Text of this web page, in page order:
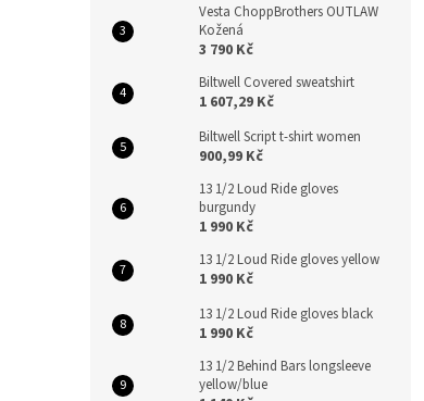
Vesta ChoppBrothers OUTLAW
Kožená
3 790 Kč
Biltwell Covered sweatshirt
1 607,29 Kč
Biltwell Script t-shirt women
900,99 Kč
13 1/2 Loud Ride gloves
burgundy
1 990 Kč
13 1/2 Loud Ride gloves yellow
1 990 Kč
13 1/2 Loud Ride gloves black
1 990 Kč
13 1/2 Behind Bars longsleeve
yellow/blue